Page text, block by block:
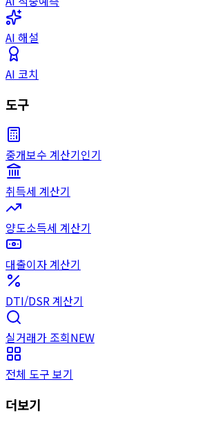
AI 해설
AI 코치
도구
중개보수 계산기인기
취득세 계산기
양도소득세 계산기
대출이자 계산기
DTI/DSR 계산기
실거래가 조회NEW
전체 도구 보기
더보기